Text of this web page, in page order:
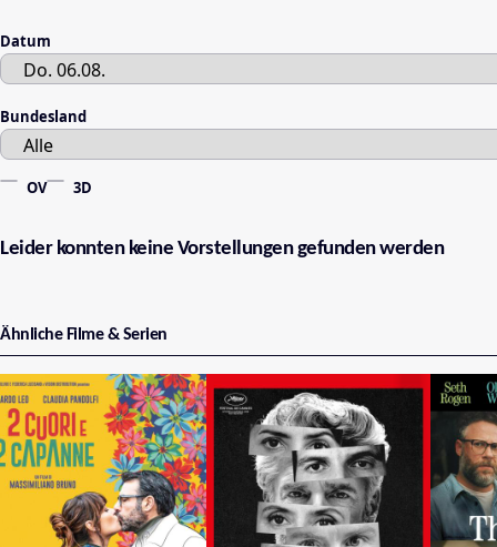
Datum
Bundesland
OV 3D
Leider konnten keine Vorstellungen gefunden werden
Ähnliche Filme & Serien